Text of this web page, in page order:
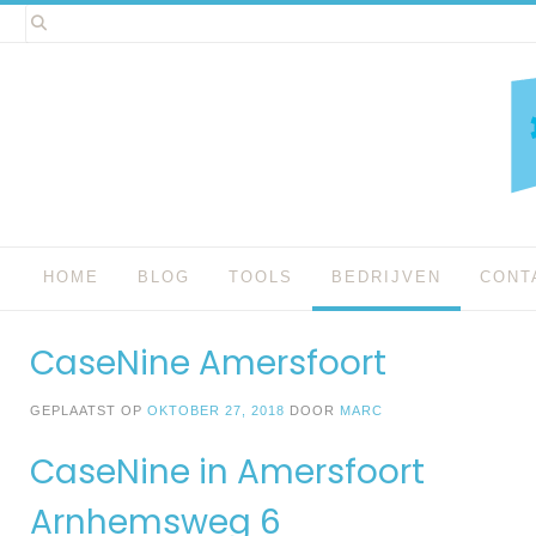
Spring
naar
HOME BLOG TOOLS BEDRIJVEN
CaseNine Amersfoort
GEPLAATST OP OKTOBER 27, 2018 DOOR MARC
CaseNine in Amersfoort
Arnhemsweg 6